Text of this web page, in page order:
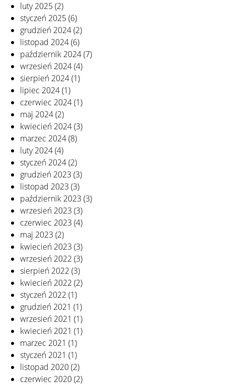
luty 2025(2)
styczeń 2025(6)
grudzień 2024(2)
listopad 2024(6)
październik 2024(7)
wrzesień 2024(4)
sierpień 2024(1)
lipiec 2024(1)
czerwiec 2024(1)
maj 2024(2)
kwiecień 2024(3)
marzec 2024(8)
luty 2024(4)
styczeń 2024(2)
grudzień 2023 (3)
listopad 2023 (3)
październik 2023 (3)
wrzesień 2023 (3)
czerwiec 2023 (4)
maj 2023 (2)
kwiecień 2023 (3)
wrzesień 2022 (3)
sierpień 2022 (3)
kwiecień 2022 (2)
styczeń 2022 (1)
grudzień 2021 (1)
wrzesień 2021 (1)
kwiecień 2021 (1)
marzec 2021 (1)
styczeń 2021 (1)
listopad 2020(2)
czerwiec 2020(2)